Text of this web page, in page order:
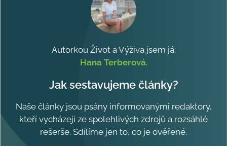
Autorkou Život a Výživa jsem já:
Hana Terberová.
Jak sestavujeme články?
Naše články jsou psány informovanými redaktory,
kteří vycházejí ze spolehlivých zdrojů a rozsáhlé
rešerše. Sdílíme jen to, co je ověřené.